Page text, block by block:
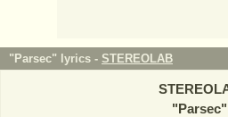
"Parsec" lyrics - STEREOLAB
"Parsec"